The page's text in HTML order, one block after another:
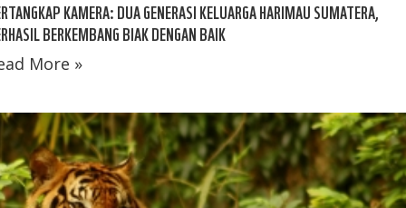
KAMERA: DUA GENERASI KELUARGA HARIMAU SUMATERA,
BERKEMBANG BIAK DENGAN BAIK
More »